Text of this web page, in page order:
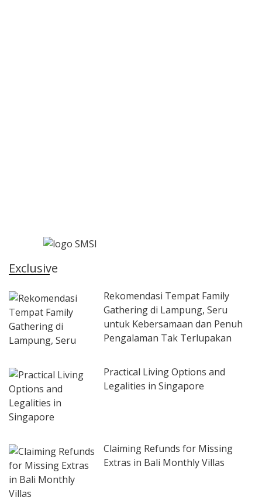
Exclusive
Rekomendasi Tempat Family
Gathering di Lampung, Seru
untuk Kebersamaan dan Penuh
Pengalaman Tak Terlupakan
Practical Living Options and
Legalities in Singapore
Claiming Refunds for Missing
Extras in Bali Monthly Villas